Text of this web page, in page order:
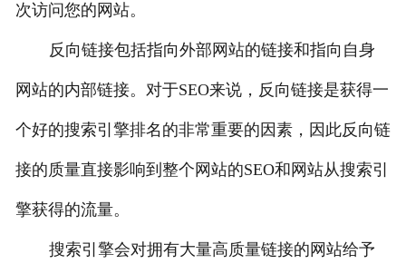
次访问您的网站。
反向链接包括指向外部网站的链接和指向自身
网站的内部链接。对于SEO来说，反向链接是获得一
个好的搜索引擎排名的非常重要的因素，因此反向链
接的质量直接影响到整个网站的SEO和网站从搜索引
擎获得的流量。
搜索引擎会对拥有大量高质量链接的网站给予